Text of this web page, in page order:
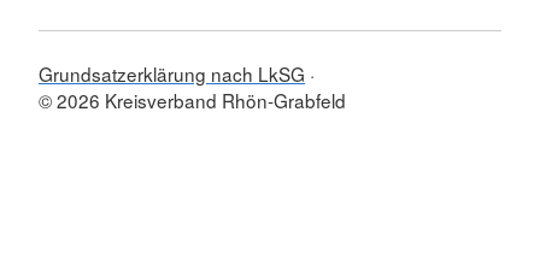
Grundsatzerklärung nach LkSG
© 2026 Kreisverband Rhön-Grabfeld